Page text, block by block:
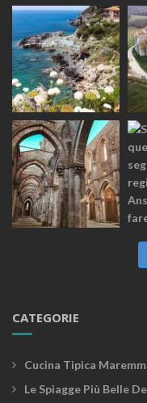
CATEGORIE
Cucina Tipica
Le Spiagge Più Belle